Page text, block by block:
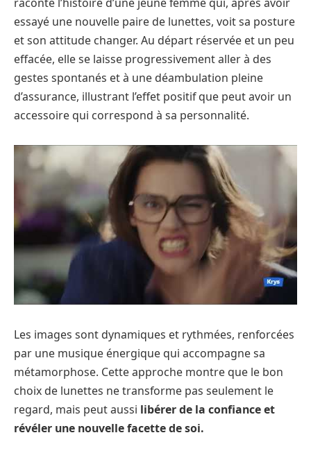
essayé une nouvelle paire de lunettes, voit sa posture
et son attitude changer. Au départ réservée et un peu
effacée, elle se laisse progressivement aller à des
gestes spontanés et à une déambulation pleine
d’assurance, illustrant l’effet positif que peut avoir un
accessoire qui correspond à sa personnalité.
Les images sont dynamiques et rythmées, renforcées
par une musique énergique qui accompagne sa
métamorphose. Cette approche montre que le bon
choix de lunettes ne transforme pas seulement le
regard, mais peut aussi libérer de la confiance et
révéler une nouvelle facette de soi.